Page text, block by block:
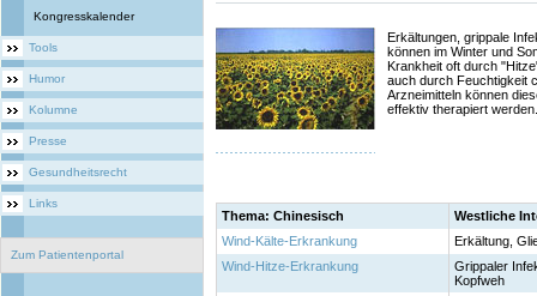
Kongresskalender
Tools
Humor
Kolumne
Presse
Gesundheitsrecht
Links
Zum Patientenportal
Erkältungen, grippale
können im Winter und
Krankheit oft durch
auch durch Feuchtigkeit
Arzneimitteln können
effektiv therapiert werden.
Thema: Chinesisch
Westliche
Wind-Kälte-Erkrankung
Erkältung,
Wind-Hitze-Erkrankung
Grippaler
Kopfweh